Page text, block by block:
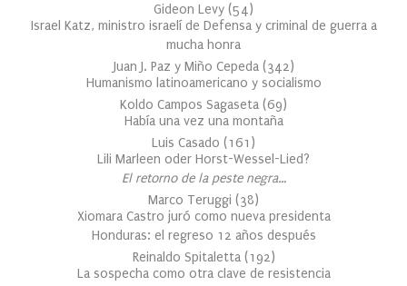
Gideon Levy (54)
Israel Katz, ministro israelí de Defensa y criminal de guerra a
mucha honra
Juan J. Paz y Miño Cepeda (342)
Humanismo latinoamericano y socialismo
Koldo Campos Sagaseta (69)
Había una vez una montaña
Luis Casado (161 )
Lili Marleen oder Horst-Wessel-Lied?
El retorno de la peste negra…
Marco Teruggi (38)
Xiomara Castro juró como nueva presidenta
Honduras: el regreso 12 años después
Reinaldo Spitaletta (192)
La sospecha como otra clave de resistencia